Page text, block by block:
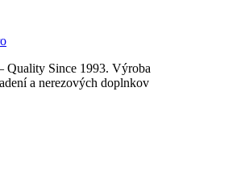
Quality Since 1993. Výroba
a nerezových doplnkov